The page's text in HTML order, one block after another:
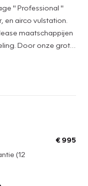
" Professional "
en airco vulstation.
maatschappijen
grote
voor iedereen
nemen bij onze
nieuwe APK,
(12
€ 995